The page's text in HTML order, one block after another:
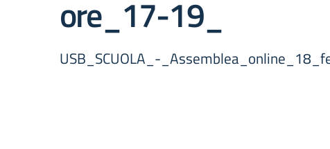
ore_17-19_
USB_SCUOLA_-